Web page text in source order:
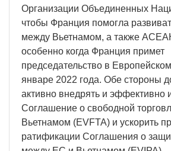
Организации Объединенных
чтобы Франция помогла
между Вьетнамом, а также
особенно когда Франция примет
председательство в
январе 2022 года. Обе стороны
активно внедрять и эффективно
Соглашение о свободной
Вьетнамом (EVFTA) и ускорить
ратификации Соглашения о